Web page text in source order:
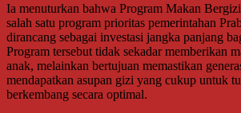
Ia menuturkan bahwa Program Makan
salah satu program prioritas pemerintahan
dirancang sebagai investasi jangka panjang
Program tersebut tidak sekadar memberikan
anak, melainkan bertujuan memastikan
mendapatkan asupan gizi yang cukup untuk
berkembang secara optimal.